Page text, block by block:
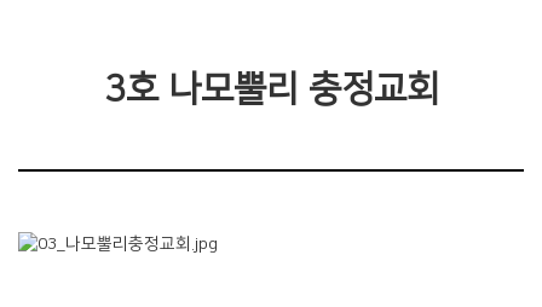
3호 나모뿔리 충정교회